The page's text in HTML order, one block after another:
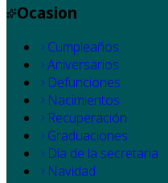
Ocasion
Cumpleaños
Aniversarios
Defunciones
Nacimientos
Recuperación
Graduaciones
Día de la secretaria
Navidad